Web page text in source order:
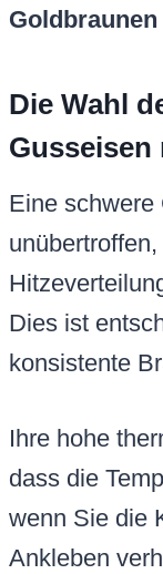
Die Wahl
Gusseisen
Eine schwere
Dies ist
konsistente
Ihre hohe
dass die
wenn Sie die
Ankleben